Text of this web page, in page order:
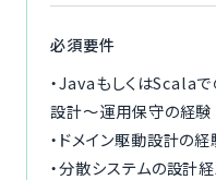
必須要件
・JavaもしくはScala
設計～運用保守の経験
・ドメイン駆動設計の経
・分散システムの設計